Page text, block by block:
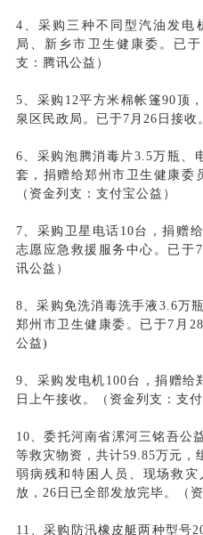
4、采购三种不同型汽油发电
局、新乡市卫生健康委。已
支：腾讯公益）
5、采购12平方米棉帐篷90顶
泉区民政局。已于7月26日接收
6、采购泡腾消毒片3.5万瓶、
套，捐赠给郑州市卫生健康委
（资金列支：支付宝公益）
7、采购卫星电话10台，捐赠
志愿应急救援服务中心。已于
讯公益）
8、采购免洗消毒洗手液3.6万
郑州市卫生健康委。已于7月
公益)
9、采购发电机100台，捐赠给
日上午接收。（资金列支：支付
10、委托河南省漯河三铭吾公
等救灾物资，共计59.85万元，
弱病残和特困人员、现场救
放，26日已全部发放完毕。（
11、采购防汛橡皮艇两种型号